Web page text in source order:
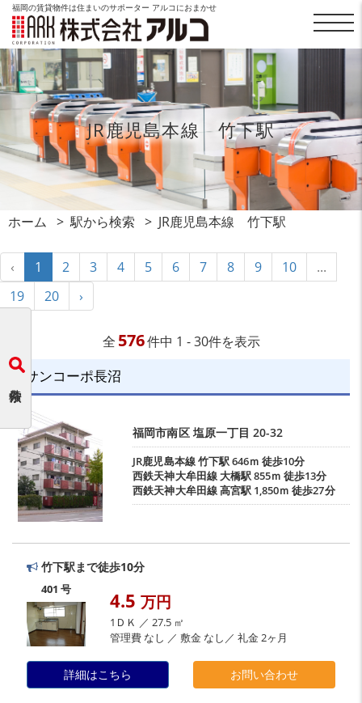
福岡の賃貸物件は住まいのサポーター アルコにおまかせ
JR鹿児島本線 竹下駅
ホーム 駅から検索 JR鹿児島本線 竹下駅
‹ 1 2 3 4 5 6 7 8 9 10
...
19
20 ›
全 576件中 1 - 30件を表示
サンコーポ長沼
福岡市南区 塩原一丁目 20-32
JR鹿児島本線竹下駅646ｍ 徒歩10分
西鉄天神大牟田線大橋駅855ｍ 徒歩13分
西鉄天神大牟田線高宮駅1,850ｍ 徒歩27分
竹下駅まで徒歩10分
401 号 4.5 万円
1ＤＫ ／ 27.5 ㎡
管理費 なし ／ 敷金 なし／ 礼金 2ヶ月
詳細はこちら お問い合わせ